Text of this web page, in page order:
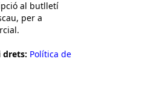
al butlletí
per a
drets: Política de